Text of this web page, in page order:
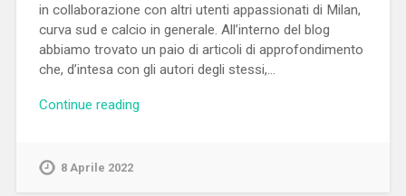
in collaborazione con altri utenti appassionati di Milan,
curva sud e calcio in generale. All’interno del blog
abbiamo trovato un paio di articoli di approfondimento
che, d’intesa con gli autori degli stessi,…
Continue reading
8 Aprile 2022